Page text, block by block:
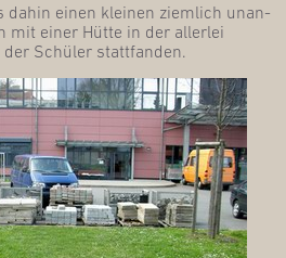
dahin einen klei­nen ziem­lich unan­
mit einer Hüt­te in der aller­lei
Schü­ler stattfanden.